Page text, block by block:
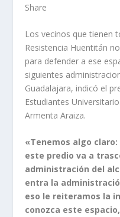
Share
Los vecinos que tienen
Resistencia Huentitán
para defender a ese
siguientes
Guadalajara, indicó el
Estudiantes
Armenta Araiza.
«Tenemos algo
este predio va a
administración del
entra la
eso le reiteramos la
conozca este